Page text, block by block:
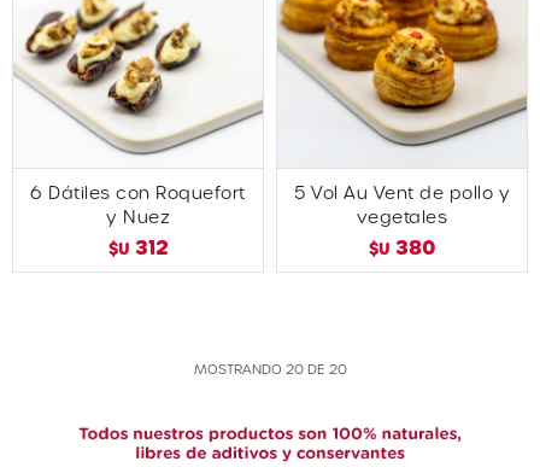
6 Dátiles con Roquefort
y Nuez
$U 312
5 Vol Au Vent de pollo y
vegetales
$U 380
MOSTRANDO 20DE 20